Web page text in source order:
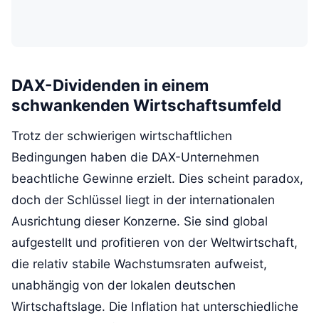
DAX-Dividenden in einem
schwankenden Wirtschaftsumfeld
Trotz der schwierigen wirtschaftlichen
Bedingungen haben die DAX-Unternehmen
beachtliche Gewinne erzielt. Dies scheint paradox,
doch der Schlüssel liegt in der internationalen
Ausrichtung dieser Konzerne. Sie sind global
aufgestellt und profitieren von der Weltwirtschaft,
die relativ stabile Wachstumsraten aufweist,
unabhängig von der lokalen deutschen
Wirtschaftslage. Die Inflation hat unterschiedliche